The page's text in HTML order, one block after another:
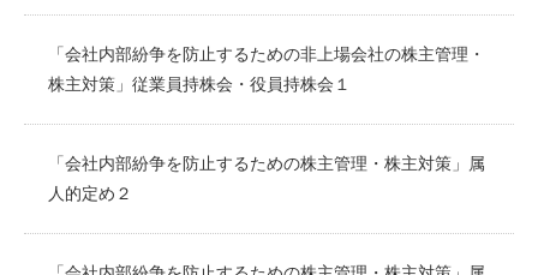
「会社内部紛争を防止するための非上場会社の株主管理・
株主対策」従業員持株会・役員持株会１
「会社内部紛争を防止するための株主管理・株主対策」属
人的定め２